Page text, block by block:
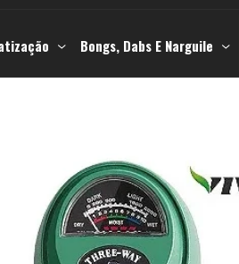
Bongs, Dabs E Narguile